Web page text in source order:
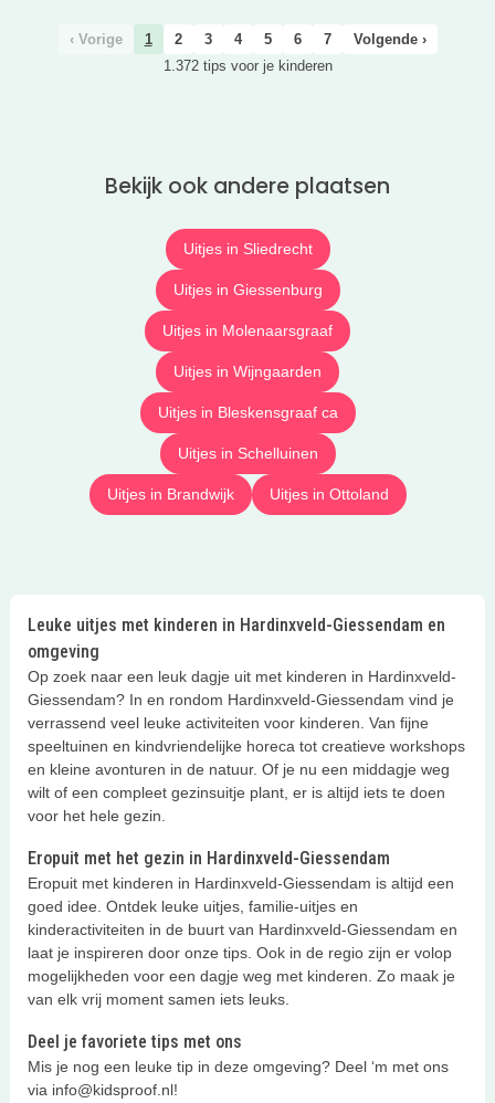
‹ Vorige 1 2 3 4 5 6 7
Volgende ›
1.372 tips voor je kinderen
Bekijk ook andere plaatsen
Uitjes in Sliedrecht
Uitjes in Giessenburg
Uitjes in Molenaarsgraaf
Uitjes in Wijngaarden
Uitjes in Bleskensgraaf ca
Uitjes in Schelluinen
Uitjes in Brandwijk Uitjes in Ottoland
Leuke uitjes met kinderen in Hardinxveld-Giessendam en
omgeving
Op zoek naar een leuk dagje uit met kinderen in Hardinxveld-
Giessendam? In en rondom Hardinxveld-Giessendam vind je
verrassend veel leuke activiteiten voor kinderen. Van fijne
speeltuinen en kindvriendelijke horeca tot creatieve workshops
en kleine avonturen in de natuur. Of je nu een middagje weg
wilt of een compleet gezinsuitje plant, er is altijd iets te doen
voor het hele gezin.
Eropuit met het gezin in Hardinxveld-Giessendam
Eropuit met kinderen in Hardinxveld-Giessendam is altijd een
goed idee. Ontdek leuke uitjes, familie-uitjes en
kinderactiviteiten in de buurt van Hardinxveld-Giessendam en
laat je inspireren door onze tips. Ook in de regio zijn er volop
mogelijkheden voor een dagje weg met kinderen. Zo maak je
van elk vrij moment samen iets leuks.
Deel je favoriete tips met ons
Mis je nog een leuke tip in deze omgeving? Deel ‘m met ons
via info@kidsproof.nl!